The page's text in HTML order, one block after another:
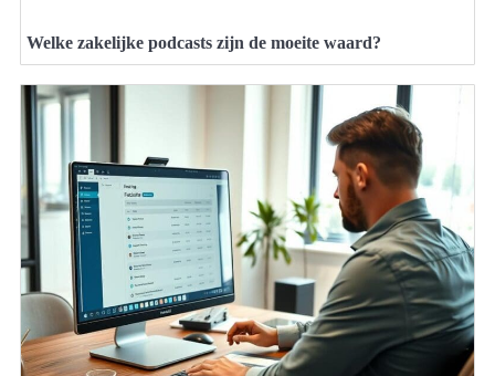
Welke zakelijke podcasts zijn de moeite waard?